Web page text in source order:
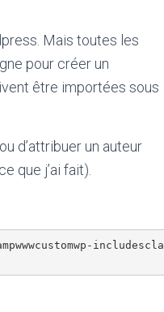
Mais toutes les
pour créer un
être importées sous
d’attribuer un auteur
que j’ai fait).
includescla